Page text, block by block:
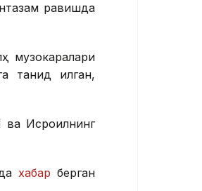
равишда
музокаралари
қилган,
ва Исроилнинг
хабар берган